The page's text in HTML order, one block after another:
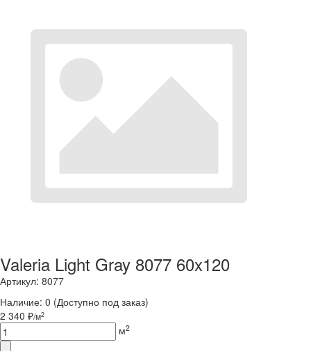
Valeria Light Gray 8077 60x120
Артикул: 8077
Наличие: 0 (Доступно под заказ)
2 340 ₽/м2
м2